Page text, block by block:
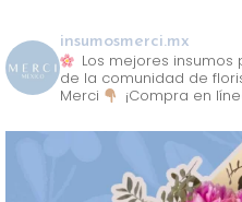
insumosmerci.mx
Los mejores insumos
de la comunidad de
Merci
¡Compra en